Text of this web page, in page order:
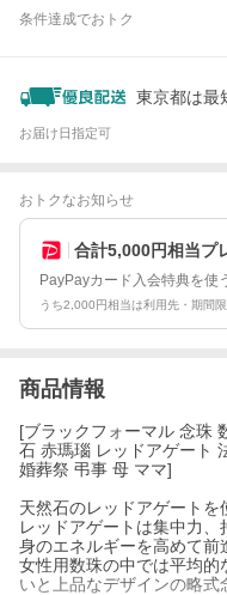
条件達成でおトク
東京都は最
お届け日指定可
おトクなお知らせ
合計5,000円相当プ
PayPayカード入会特典を使
うち2,000円相当は利用先・期間
商品情報
[ブラックフォーマル 念珠
石 赤瑪瑙 レッドアゲート
婚葬祭 弔事 母 ママ]
天然石のレッドアゲートを
レッドアゲートは集中力
身のエネルギーを高めて前
女性用数珠の中では平均的
いと上品なデザインの略